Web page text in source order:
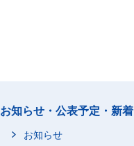
お知らせ・公表予定・新着
お知らせ